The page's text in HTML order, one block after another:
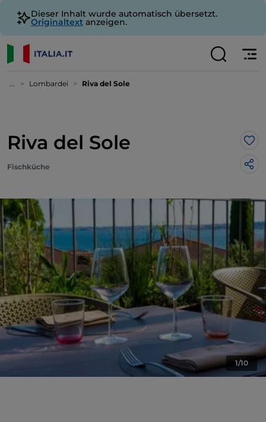
Dieser Inhalt wurde automatisch übersetzt.
Originaltext anzeigen.
... Lombardei Riva del Sole
Riva del Sole
Fischküche
1/10